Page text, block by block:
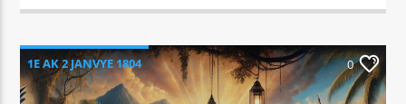
1E AK 2 JANVYE 1804 0